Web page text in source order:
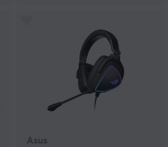
Asus